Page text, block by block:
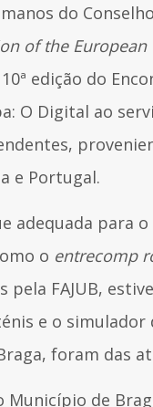
do
of the
edição do
Digital ao
e Portugal.
para
o entrecomp
FAJUB,
e o
foram das
de